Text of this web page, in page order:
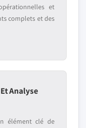
et
complets et des
Analyse
élément clé de